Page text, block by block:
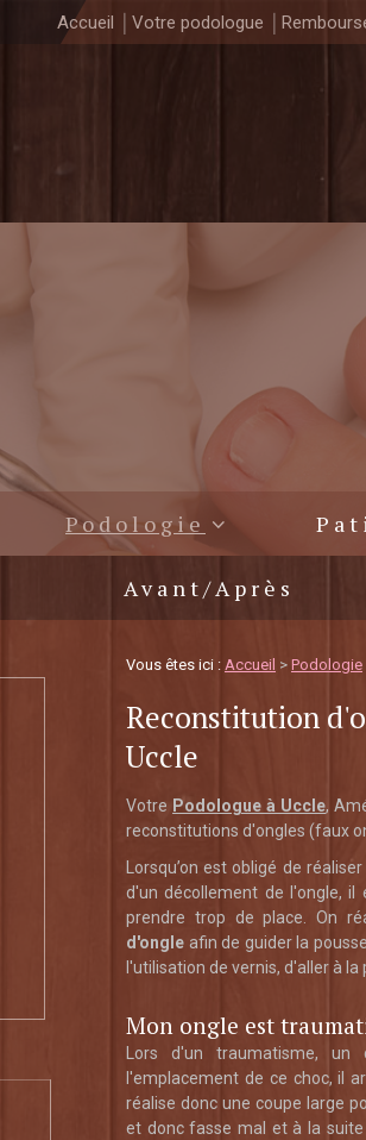
Accueil Votre podologue
Podologie
Avant/Après
Vous êtes ici : Accueil > Podologie
Reconstitution
Uccle
Votre Podologue à Uccle,
reconstitutions d'ongles (faux
Lorsqu’on est obligé de
d'un décollement de l'ongle,
prendre trop de place. On
d'ongle afin de guider la
l'utilisation de vernis, d'aller à
Mon ongle est
Lors d'un traumatisme,
l'emplacement de ce choc, il
réalise donc une coupe large
et donc fasse mal et à la